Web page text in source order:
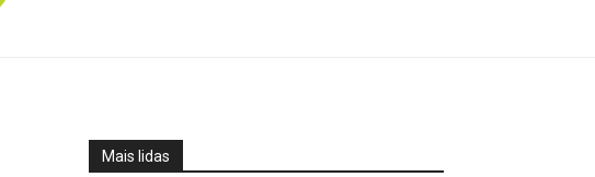
Mais lidas